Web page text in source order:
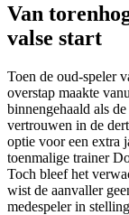
Van
valse start
Toen de oud-speler
overstap maakte
binnengehaald als
vertrouwen in de
optie voor een extra
toenmalige trainer
Toch bleef het
wist de aanvaller
medespeler in